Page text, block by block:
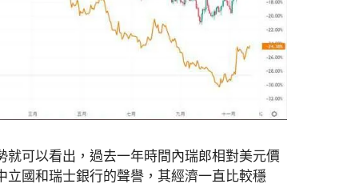
可以看出，過去一年時間內瑞郎相對美元價
國和瑞士銀行的聲譽，其經濟一直比較穩